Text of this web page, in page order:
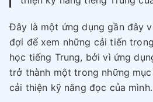
Đây là một ứng dụng gần đây
đợi để xem những cải tiến
học tiếng Trung, bởi vì ứng
trở thành một trong những
cải thiện kỹ năng đọc của mình.